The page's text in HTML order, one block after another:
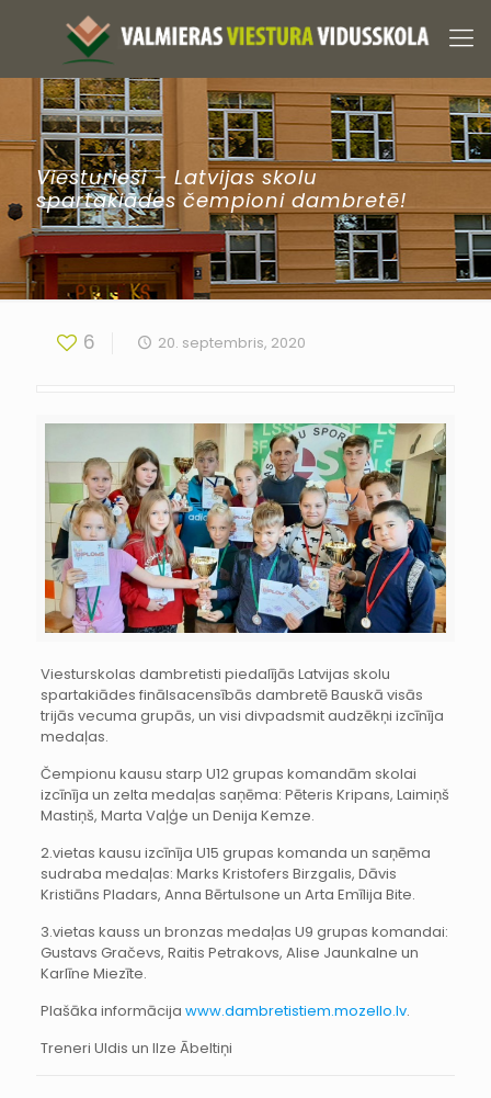
Viesturieši – Latvijas skolu
spartakiādes čempioni dambretē!
6 20. septembris, 2020
Viesturskolas dambretisti piedalījās Latvijas skolu
spartakiādes finālsacensībās dambretē Bauskā visās
trijās vecuma grupās, un visi divpadsmit audzēkņi izcīnīja
medaļas.
Čempionu kausu starp U12 grupas komandām skolai
izcīnīja un zelta medaļas saņēma: Pēteris Kripans, Laimiņš
Mastiņš, Marta Vaļģe un Denija Kemze.
2.vietas kausu izcīnīja U15 grupas komanda un saņēma
sudraba medaļas: Marks Kristofers Birzgalis, Dāvis
Kristiāns Pladars, Anna Bērtulsone un Arta Emīlija Bite.
3.vietas kauss un bronzas medaļas U9 grupas komandai:
Gustavs Gračevs, Raitis Petrakovs, Alise Jaunkalne un
Karlīne Miezīte.
Plašāka informācija www.dambretistiem.mozello.lv.
Treneri Uldis un Ilze Ābeltiņi